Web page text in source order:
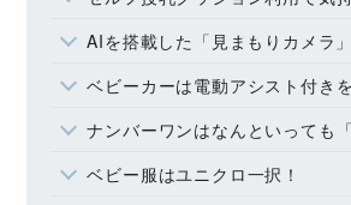
AIを搭載した「見まもりカメラ」で赤ちゃ
ベビーカーは電動アシスト付き
ナンバーワンはなんといっても「おしり
ベビー服はユニクロ一択！